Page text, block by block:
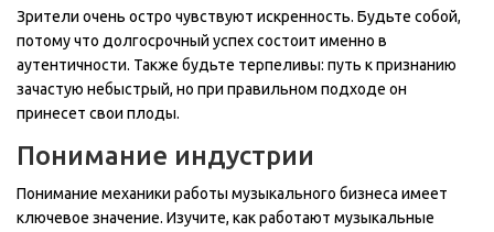
Зрители очень остро чувствуют искренность. Будьте собой,
потому что долгосрочный успех состоит именно в
аутентичности. Также будьте терпеливы: путь к признанию
зачастую небыстрый, но при правильном подходе он
принесет свои плоды.
Понимание индустрии
Понимание механики работы музыкального бизнеса имеет
ключевое значение. Изучите, как работают музыкальные